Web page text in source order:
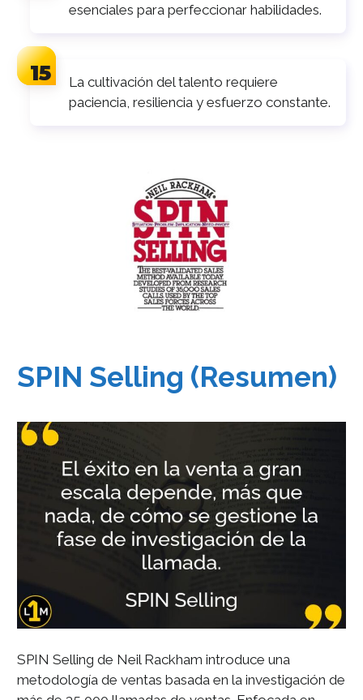
esenciales para perfeccionar habilidades.
La cultivación del talento requiere
paciencia, resiliencia y esfuerzo constante.
SPIN Selling (Resumen)
SPIN Selling de Neil Rackham introduce una
metodología de ventas basada en la investigación de